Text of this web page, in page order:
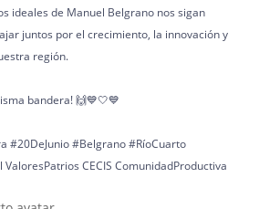
ideales de Manuel Belgrano nos sigan
juntos por el crecimiento, la innovación y
región.
bandera! 🙌💙🤍💙
#20DeJunio #Belgrano #RíoCuarto
CECIS ComunidadProductiva